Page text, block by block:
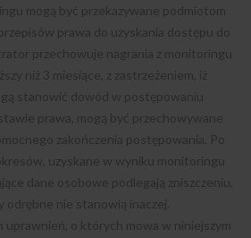
mogą być przekazywane podmiotom
prawa do uzyskania dostępu do
przechowuje nagrania z monitoringu
niż 3 miesiące, z zastrzeżeniem, iż
stanowić dowód w postępowaniu
prawa, mogą być przechowywane
zakończenia postępowania. Po
uzyskane w wyniku monitoringu
dane osobowe podlegają zniszczeniu,
odrębne nie stanowią inaczej.
uprawnień, o których mowa w niniejszym